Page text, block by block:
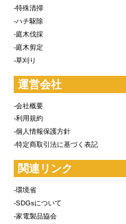
-特殊清掃
-ハチ駆除
-庭木伐採
-庭木剪定
-草刈り
運営会社
-会社概要
-利用規約
-個人情報保護方針
-特定商取引法に基づく表記
関連リンク
-環境省
-SDGsについて
-家電製品協会